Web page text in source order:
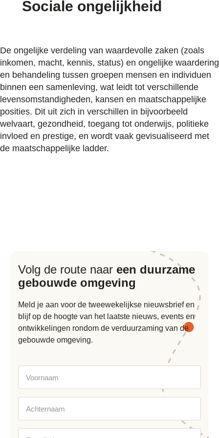
Sociale ongelijkheid
De ongelijke verdeling van waardevolle zaken (zoals
inkomen, macht, kennis, status) en ongelijke waardering
en behandeling tussen groepen mensen en individuen
binnen een samenleving, wat leidt tot verschillende
levensomstandigheden, kansen en maatschappelijke
posities. Dit uit zich in verschillen in bijvoorbeeld
welvaart, gezondheid, toegang tot onderwijs, politieke
invloed en prestige, en wordt vaak gevisualiseerd met
de maatschappelijke ladder.
Volg de route naar een duurzame
gebouwde omgeving
Meld je aan voor de tweewekelijkse nieuwsbrief en
blijf op de hoogte van het laatste nieuws, events en
ontwikkelingen rondom de verduurzaming van de
gebouwde omgeving.